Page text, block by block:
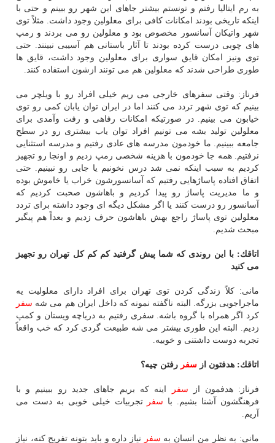
به رم ایتالیا رفتم و تونستم بیشتر جاهای این شهر رو ببینم و حتی با
اینكه تاریخی بودند امكانات كافی برای معلولین وجود داشت. مثلاً توی
شهر واتیكان آسانسور مخصوص بود و معلولین رو می بردند و رمپ
های چوبی درست كرده بودند تا آثار باستانی هم آسیبی نبینند. حتی
توی ونیز امكان قایق سواری برای معلولین وجود داشت، قایق ها
طوری طراحی شدند كه معلولین هم می تونند ازشون استفاده كنند.
فرناز: وقتی سفرهای خارجی می ریم خیلی افراد رو با ویلچر می
بینیم كه توی شهر تردد می كنند اما در ایران توان یابان كمی رو توی
خیابون می بینیم. در صورتیكه امكانات رفاهی و رفت وآمدی برای
معلولین تولید بشه می تونیم افراد توان یاب بیشتری رو در سطح
جامعه ببینیم. ما خودمون مدرسه های عادی رفتیم و مدرسه استثنایی
نرفتیم. همه جا خودمون با هزینه شخصی رمپ زدیم و اونجا رو تجهیز
كردیم به سبب اینكه نمی شد درس نخونیم یا جایی رو نبینیم. حتی
اتفاق افتاده پاساژهایی رفتیم كه آسانسورشون خراب یا خاموش بوده
و ما مدیریت پاساژ رو پیدا كردیم و باهاشون صحبت كردیم كه
آسانسور رو درست كنند یا اگر مشكل دیگه ای وجود داشته برای تردد
معلولین توی پاساژ راجع بهش باهاشون حرف زدیم و بعداً هم پیگیر
مبحث شدیم.
اتاقك: با این روندی كه شما پیش گرفتید كم كم كل تهران رو تجهیز
می كنید
مانی: كلاً زندگی كردن توی تهران برای افراد دارای معلولیت یه
ماجراجویی بزرگه. البته ناگفته نمونه كه داخل ایران هم می شه سفر
كرد اگر همراه با گروه باشه. سفری رفتیم به دریاچه ویستان و كمپ
زدیم. البته این طوری بیشتر می شه طبیعت گردی كرد كه خب واقعاً
تجربه دوست داشتنی و خوبیه.
اتاقك: هدفتون از سفر رفتن چیه؟
فرناز: هدفمون از سفر
اینه كه بریم جاهای جدید رو ببینیم و با
فرهنگشون آشنا بشیم. با سفر
تجربیات خیلی خوبی به دست می
آریم.
مانی: به نظر من انسان به سفر
نیاز داره و باید بتونه تفریح كنه، نیاز